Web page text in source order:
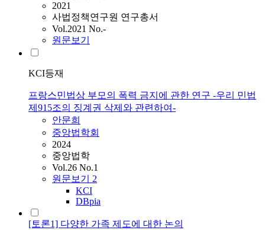
2021
사법정책연구원 연구총서
Vol.2021 No.-
원문보기
KCI등재
프랑스민법상 부모의 폭력 금지에 관한 연구 -우리 민법
제915조의 징계권 삭제와 관련하여-
안문희
중앙법학회
2024
중앙법학
Vol.26 No.1
원문보기 2
KCI
DBpia
[토론1] 다양한 가족 제도에 대한 논의